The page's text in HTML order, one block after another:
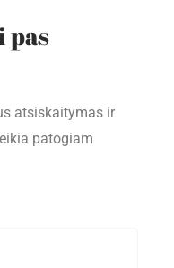
pas
atsiskaitymas ir
patogiam